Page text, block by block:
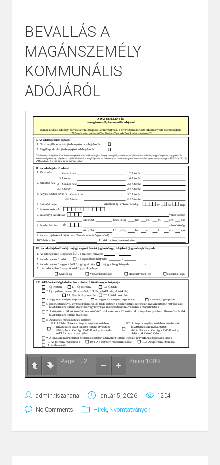
BEVALLÁS A
MAGÁNSZEMÉLY
KOMMUNÁLIS
ADÓJÁRÓL
Page 1 / 2 Zoom 100%
admin.tiszanana január 5, 2026 1204
No Comments Hírek, Nyomtatványok